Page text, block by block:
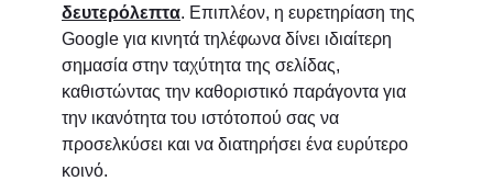
δευτερόλεπτα . Επιπλέον, η ευρετηρίαση της
Google για κινητά τηλέφωνα δίνει ιδιαίτερη
σημασία στην ταχύτητα της σελίδας,
καθιστώντας την καθοριστικό παράγοντα για
την ικανότητα του ιστότοπού σας να
προσελκύσει και να διατηρήσει ένα ευρύτερο
κοινό.